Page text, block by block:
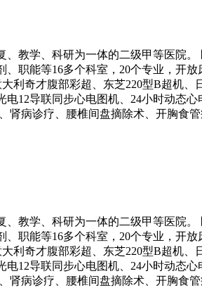
教学、科研为一体的二级甲等医院
、职能等16多个科室，20个专业，开
利奇才腹部彩超、东芝220型B超机
12导联同步心电图机、24小时动态
病诊疗、腰椎间盘摘除术、开胸食
教学、科研为一体的二级甲等医院
、职能等16多个科室，20个专业，开
利奇才腹部彩超、东芝220型B超机
12导联同步心电图机、24小时动态
病诊疗、腰椎间盘摘除术、开胸食